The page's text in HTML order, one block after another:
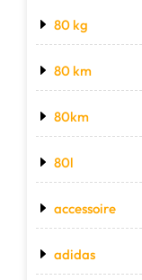
80 kg
80 km
80km
80l
accessoire
adidas